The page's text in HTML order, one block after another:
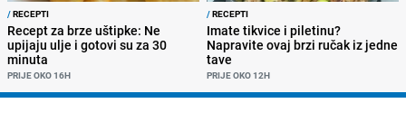
/RECEPTI
Recept za brze uštipke: Ne
upijaju ulje i gotovi su za 30
minuta
PRIJE OKO 16H
/RECEPTI
Imate tikvice i piletinu?
Napravite ovaj brzi ručak iz jedne
tave
PRIJE OKO 12H